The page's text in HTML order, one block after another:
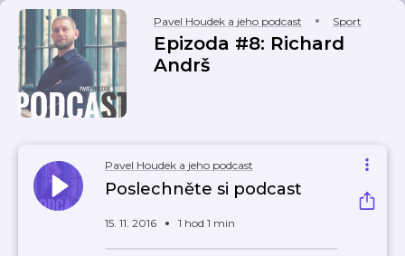
Pavel Houdek a jeho podcast Sport
Epizoda #8: Richard
Andrš
Pavel Houdek a jeho podcast
Poslechněte si podcast
15. 11. 2016 1 hod 1 min